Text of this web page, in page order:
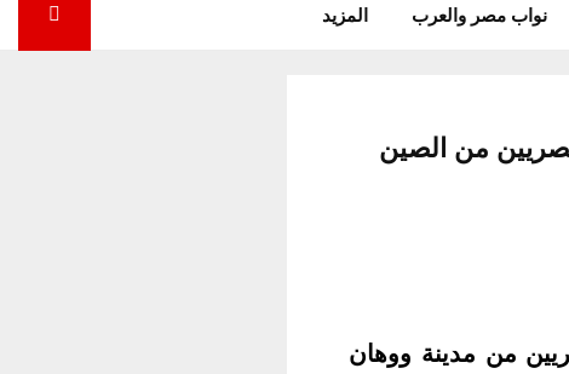
نواب مصر والعرب المزيد
من الصين
من مدينة ووهان